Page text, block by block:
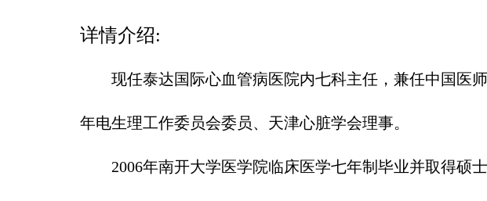
详情介绍:
现任泰达国际心血管病医院内七科主任，兼任中国医
年电生理工作委员会委员、天津心脏学会理事。
2006年南开大学医学院临床医学七年制毕业并取得硕士